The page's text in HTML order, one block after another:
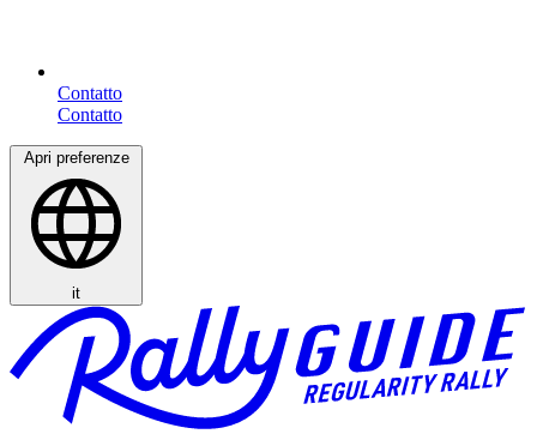
Contatto
Apri preferenze
it